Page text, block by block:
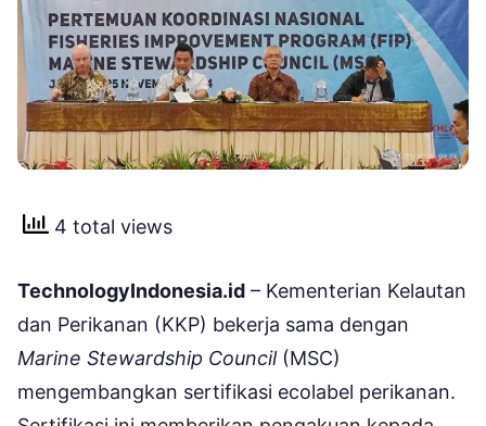
4 total views
TechnologyIndonesia.id – Kementerian Kelautan
dan Perikanan (KKP) bekerja sama dengan
Marine Stewardship Council(MSC)
mengembangkan sertifikasi ecolabel perikanan.